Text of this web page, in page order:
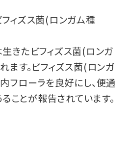
フィズス菌(ロンガム種
きたビフィズス菌(ロンガ
す。ビフィズス菌(ロンガ
ローラを良好にし、便通
ことが報告されています。